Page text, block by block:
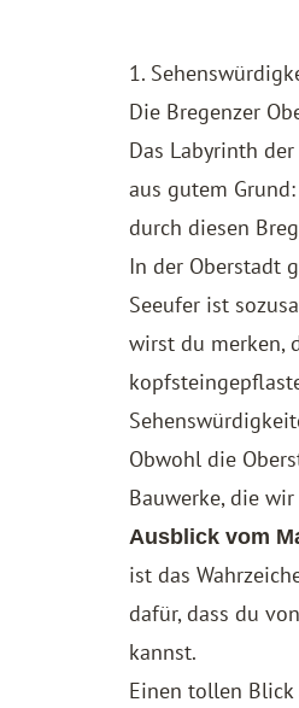
1.
Die Bregenzer
Das Labyrinth der
aus gutem
durch diesen
In der Oberstadt
Seeufer ist
wirst du merken,
Obwohl die
Bauwerke, die
Ausblick vom
ist das
dafür, dass du
kannst.
Einen tollen